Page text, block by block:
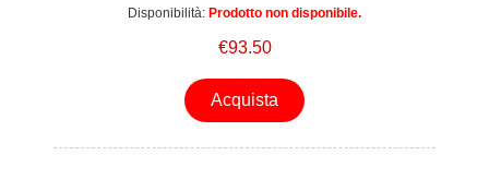
Disponibilità: Prodotto non disponibile.
€93.50
Acquista